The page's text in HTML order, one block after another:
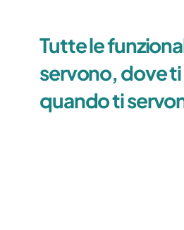
Tutte le
servono, dove
quando ti